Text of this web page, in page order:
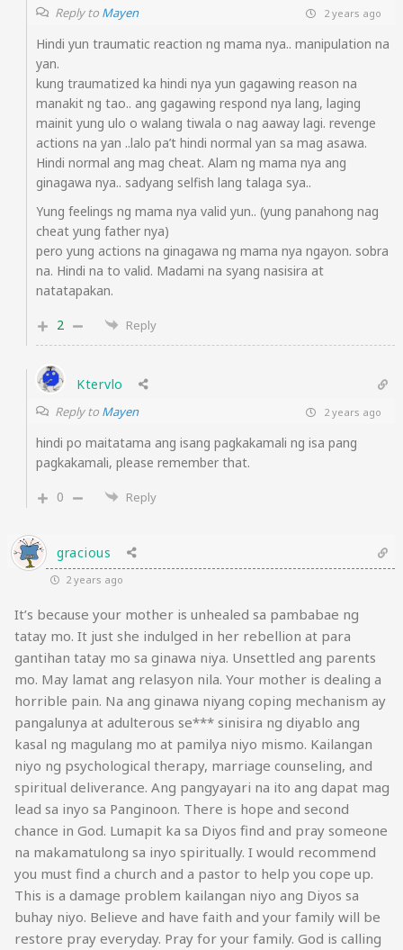
Reply to Mayen 2 years ago
Hindi yun traumatic reaction ng mama nya.. manipulation na
yan.
kung traumatized ka hindi nya yun gagawing reason na
manakit ng tao.. ang gagawing respond nya lang, laging
mainit yung ulo o walang tiwala o nag aaway lagi. revenge
actions na yan ..lalo pa’t hindi normal yan sa mag asawa.
Hindi normal ang mag cheat. Alam ng mama nya ang
ginagawa nya.. sadyang selfish lang talaga sya..
Yung feelings ng mama nya valid yun.. (yung panahong nag
cheat yung father nya)
pero yung actions na ginagawa ng mama nya ngayon. sobra
na. Hindi na to valid. Madami na syang nasisira at
natatapakan.
2
Reply
Ktervlo
Reply to Mayen 2 years ago
hindi po maitatama ang isang pagkakamali ng isa pang
pagkakamali, please remember that.
0
Reply
gracious
2 years ago
It’s because your mother is unhealed sa pambabae ng
tatay mo. It just she indulged in her rebellion at para
gantihan tatay mo sa ginawa niya. Unsettled ang parents
mo. May lamat ang relasyon nila. Your mother is dealing a
horrible pain. Na ang ginawa niyang coping mechanism ay
pangalunya at adulterous se*** sinisira ng diyablo ang
kasal ng magulang mo at pamilya niyo mismo. Kailangan
niyo ng psychological therapy, marriage counseling, and
spiritual deliverance. Ang pangyayari na ito ang dapat mag
lead sa inyo sa Panginoon. There is hope and second
chance in God. Lumapit ka sa Diyos find and pray someone
na makamatulong sa inyo spiritually. I would recommend
you must find a church and a pastor to help you cope up.
This is a damage problem kailangan niyo ang Diyos sa
buhay niyo. Believe and have faith and your family will be
restore pray everyday. Pray for your family. God is calling